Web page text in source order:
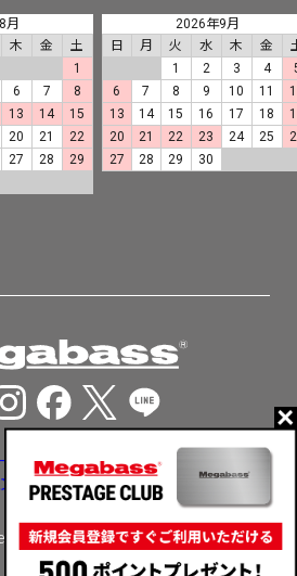
月
木 金
土
1
6 7
8
13 14
15
20 21
22
27 28
29
2026年9月
日
月 火 水 木 金
1
2 3 4
6
7 8 9 10 11
13
14 15 16 17 18
20
21 22 23 24 25
27
28 29 30
ポリシー特定商取引法に基づく表示
・いたずら注文等への対応
inc. All rights reserved.